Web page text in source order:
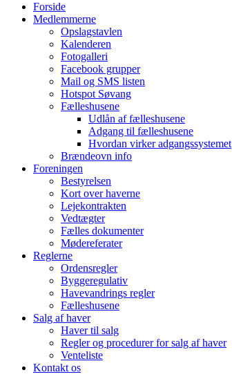
Forside
Medlemmerne
Opslagstavlen
Kalenderen
Fotogalleri
Facebook grupper
Mail og SMS listen
Hotspot Søvang
Fælleshusene
Udlån af fælleshusene
Adgang til fælleshusene
Hvordan virker adgangssystemet
Brændeovn info
Foreningen
Bestyrelsen
Kort over haverne
Lejekontrakten
Vedtægter
Fælles dokumenter
Mødereferater
Reglerne
Ordensregler
Byggeregulativ
Havevandrings regler
Fælleshusene
Salg af haver
Haver til salg
Regler og procedurer for salg af haver
Venteliste
Kontakt os